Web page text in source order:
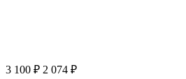
3 100 ₽ 2 074 ₽